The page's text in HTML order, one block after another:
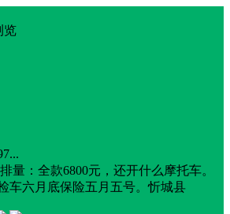
览
量：全款6800元，还开什么摩托车。
车六月底保险五月五号。忻城县